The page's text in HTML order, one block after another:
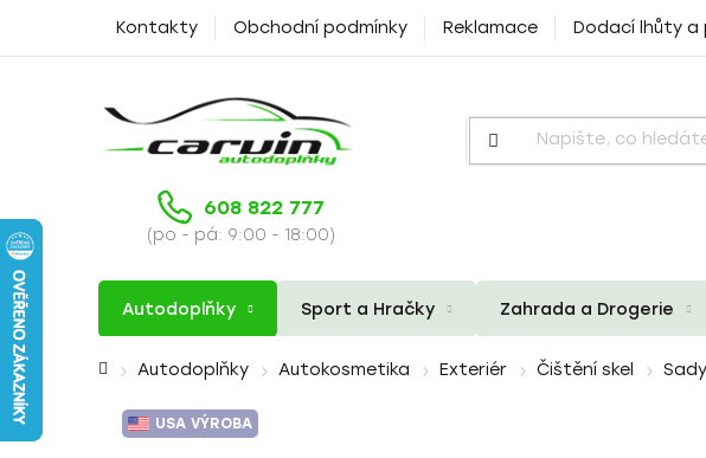
Kontakty Obchodní podmínky Reklamace Dodací lhůty a
608 822 777
(po - pá: 9:00 - 18:00)
Autodoplňky Sport a Hračky Zahrada a Drogerie
Domů Autodoplňky Autokosmetika Exteriér Čištění skel
USA VÝROBA